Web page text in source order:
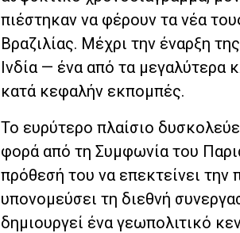
πιέστηκαν να φέρουν τα νέα
Βραζιλίας. Μέχρι την έναρξη
Ινδία — ένα από τα μεγαλύτερα
κατά κεφαλήν εκπομπές.
Το ευρύτερο πλαίσιο
φορά από τη Συμφωνία του
πρόθεσή του να επεκτείνει την
υπονομεύσει τη διεθνή
δημιουργεί ένα γεωπολιτικό